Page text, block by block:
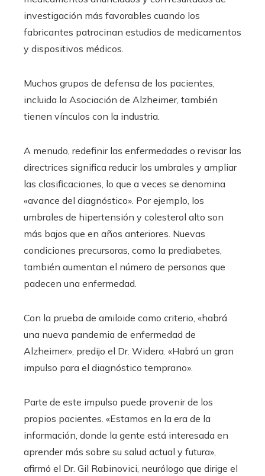
investigación más favorables cuando los
fabricantes patrocinan estudios de medicamentos
y dispositivos médicos.
Muchos grupos de defensa de los pacientes,
incluida la Asociación de Alzheimer, también
tienen vínculos con la industria.
A menudo, redefinir las enfermedades o revisar las
directrices significa reducir los umbrales y ampliar
las clasificaciones, lo que a veces se denomina
«avance del diagnóstico». Por ejemplo, los
umbrales de hipertensión y colesterol alto son
más bajos que en años anteriores. Nuevas
condiciones precursoras, como la prediabetes,
también aumentan el número de personas que
padecen una enfermedad.
Con la prueba de amiloide como criterio, «habrá
una nueva pandemia de enfermedad de
Alzheimer», predijo el Dr. Widera. «Habrá un gran
impulso para el diagnóstico temprano».
Parte de este impulso puede provenir de los
propios pacientes. «Estamos en la era de la
información, donde la gente está interesada en
aprender más sobre su salud actual y futura»,
afirmó el Dr. Gil Rabinovici, neurólogo que dirige el